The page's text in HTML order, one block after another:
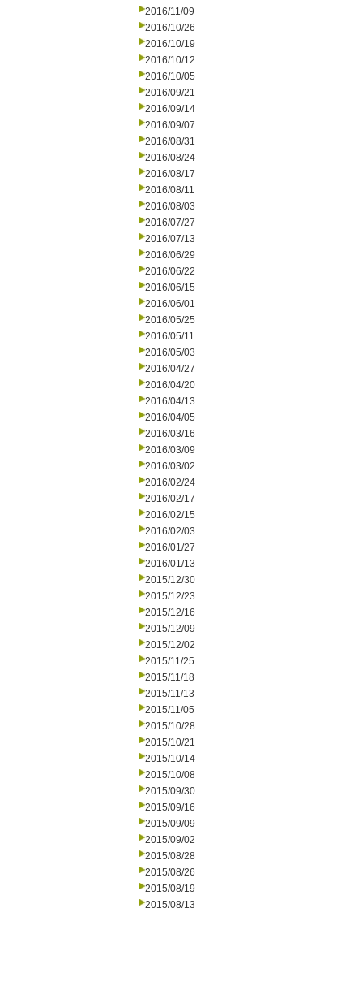
2016/11/09
2016/10/26
2016/10/19
2016/10/12
2016/10/05
2016/09/21
2016/09/14
2016/09/07
2016/08/31
2016/08/24
2016/08/17
2016/08/11
2016/08/03
2016/07/27
2016/07/13
2016/06/29
2016/06/22
2016/06/15
2016/06/01
2016/05/25
2016/05/11
2016/05/03
2016/04/27
2016/04/20
2016/04/13
2016/04/05
2016/03/16
2016/03/09
2016/03/02
2016/02/24
2016/02/17
2016/02/15
2016/02/03
2016/01/27
2016/01/13
2015/12/30
2015/12/23
2015/12/16
2015/12/09
2015/12/02
2015/11/25
2015/11/18
2015/11/13
2015/11/05
2015/10/28
2015/10/21
2015/10/14
2015/10/08
2015/09/30
2015/09/16
2015/09/09
2015/09/02
2015/08/28
2015/08/26
2015/08/19
2015/08/13